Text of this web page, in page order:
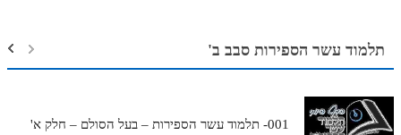
תלמוד עשר הספירות סבב ב'
001- תלמוד עשר הספירות – בעל הסולם – חלק א'